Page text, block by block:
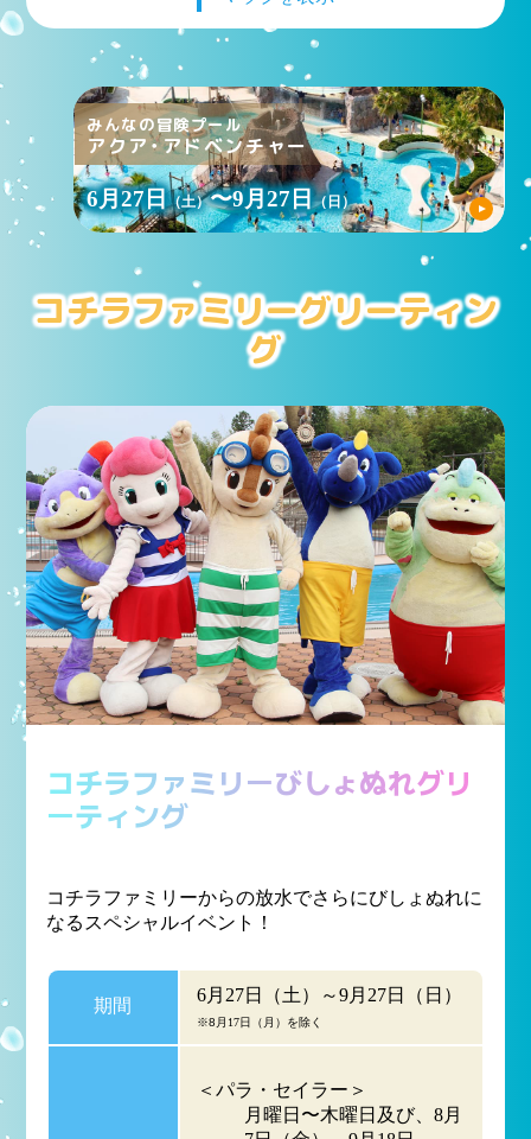
みんなの冒険プール
アクア・アドベンチャー
6月27日（土）〜9月27日（日）
コチラファミリーグリーティン
グ
コチラファミリーびしょぬれグリ
ーティング
コチラファミリーからの放水でさらにびしょぬれに
なるスペシャルイベント！
期間
6月27日（土）～9月27日（日）
※8月17日（月）を除く
＜パラ・セイラー＞
月曜日〜木曜日及び、8月